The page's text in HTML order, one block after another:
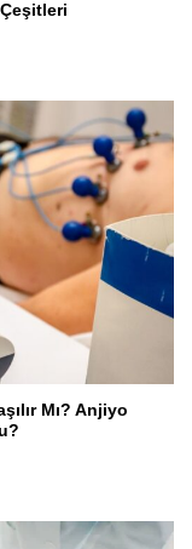
Mı? Anjiyo